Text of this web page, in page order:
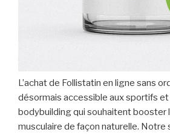
L’achat de Follistatin en ligne sans
désormais accessible aux sportifs
bodybuilding qui souhaitent booster
musculaire de façon naturelle.